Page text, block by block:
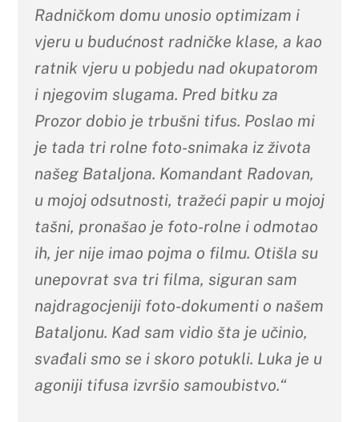
Radničkom domu unosio optimizam i
vjeru u budućnost radničke klase, a kao
ratnik vjeru u pobjedu nad okupatorom
i njegovim slugama. Pred bitku za
Prozor dobio je trbušni tifus. Poslao mi
je tada tri rolne foto-snimaka iz života
našeg Bataljona. Komandant Radovan,
u mojoj odsutnosti, tražeći papir u mojoj
tašni, pronašao je foto-rolne i odmotao
ih, jer nije imao pojma o filmu. Otišla su
unepovrat sva tri filma, siguran sam
najdragocjeniji foto-dokumenti o našem
Bataljonu. Kad sam vidio šta je učinio,
svađali smo se i skoro potukli. Luka je u
agoniji tifusa izvršio samoubistvo.“